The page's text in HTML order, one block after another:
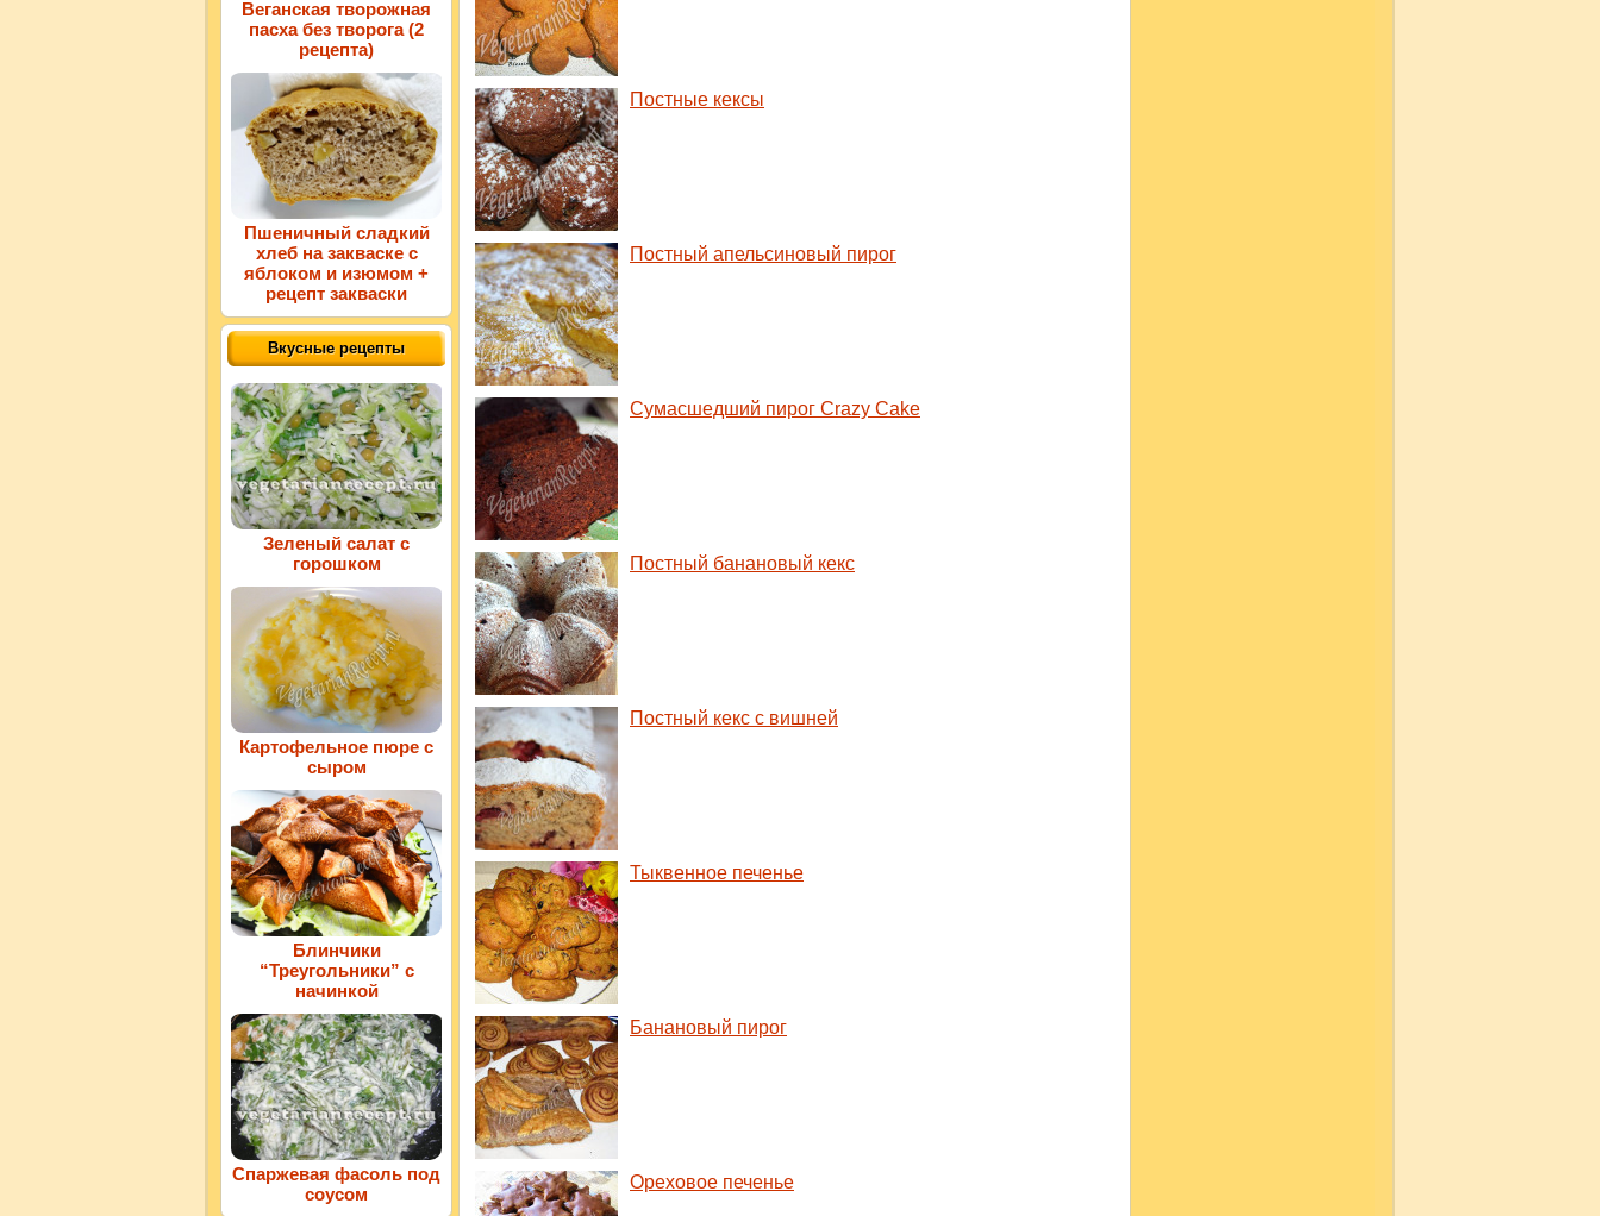
Постные кексы
Постный апельсиновый пирог
Сумасшедший пирог Crazy Cake
Постный банановый кекс
Постный кекс с вишней
Тыквенное печенье
Банановый пирог
Ореховое печенье
Веганская творожная
пасха без творога (2
рецепта)
Пшеничный сладкий
хлеб на закваске с
яблоком и изюмом +
рецепт закваски
Вкусные рецепты
Зеленый салат с
горошком
Картофельное пюре с
сыром
Блинчики
“Треугольники” с
начинкой
Спаржевая фасоль под
соусом